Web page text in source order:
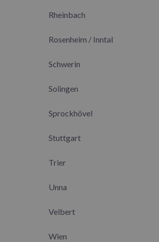
Rheinbach
Rosenheim / Inntal
Schwerin
Solingen
Sprockhövel
Stuttgart
Trier
Unna
Velbert
Wien